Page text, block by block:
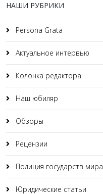
НАШИ РУБРИКИ
Persona Grata
Актуальное интервью
Колонка редактора
Наш юбиляр
Обзоры
Рецензии
Полиция государств мира
Юридические статьи